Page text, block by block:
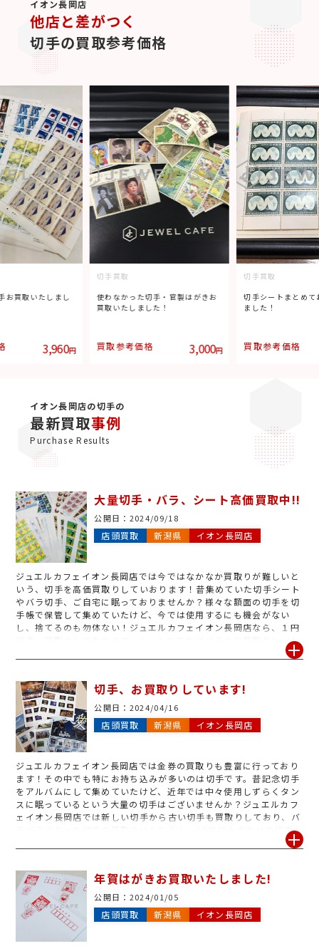
イオン長岡店
他店と差がつく
切手の買取参考価格
お買取いたしまし
3,960円
切手買取
使わなかった切手・官製はがきお
買取いたしました！
買取参考価格 3,000円
切手買取
切手シートまとめて
ました！
買取参考価格
イオン長岡店の切手の
最新買取事例
Purchase Results
大量切手・バラ、シート高価買取中!!
公開日： 2024/09/18
店頭買取 新潟県 イオン長岡店
ジュエルカフェイオン長岡店では今ではなかなか買取りが難しいと
いう、切手を高価買取りしていおります！昔集めていた切手シート
やバラ切手、ご自宅に眠っておりませんか？様々な額面の切手を切
手帳で保管して集めていたけど、今では使用するにも機会がない
し、捨てるのも勿体ない！ジュエルカフェイオン長岡店なら、１円
切手～買取りしております。シートになればバラより買取りレート
がアップ！！もし大量でも数日お日にち頂ければ、集計査定し金額
ら、ジュエルカフェイオン長岡店へお持込み下さい！
切手、お買取りしています!
公開日： 2024/04/16
店頭買取 新潟県 イオン長岡店
ジュエルカフェイオン長岡店では金券の買取りも豊富に行っており
ます！その中でも特にお持ち込みが多いのは切手です。昔記念切手
をアルバムにして集めていたけど、近年では中々使用しずらくタン
スに眠っているという大量の切手はございませんか？ジュエルカフ
ェイオン長岡店では新しい切手から古い切手も買取りしており、バ
ラバラになった切手の買取りはもちろん、10枚以上合わせの切手シ
ートの買取も行っております！数十枚枚からでも数千枚でもしっか
ている切手帳、お持ち込み下さい！
年賀はがきお買取いたしました!
公開日： 2024/01/05
店頭買取 新潟県 イオン長岡店